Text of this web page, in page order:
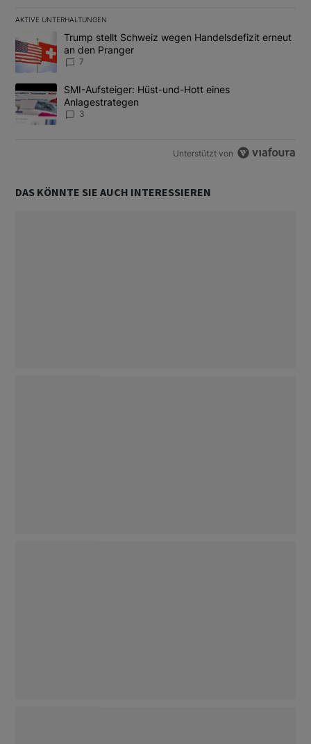
AKTIVE UNTERHALTUNGEN
Ein Trendartikel mit dem Titel "Trump stellt Schweiz wegen
Trump stellt Schweiz wegen Handelsdefizit erneut
an den Pranger
7
Ein Trendartikel mit dem Titel "SMI-Aufsteiger: Hüst-und-Hott
SMI-Aufsteiger: Hüst-und-Hott eines
Anlagestrategen
3
Unterstützt von
DAS KÖNNTE SIE AUCH INTERESSIEREN